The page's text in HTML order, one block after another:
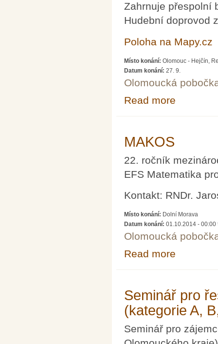
Zahrnuje přespolní
Hudební doprovod
Poloha na Mapy.cz
Místo konání: Olomouc - Hejčín,
Datum konání: 27. 9.
Olomoucká
Read more
MAKOS
22. ročník
EFS Matematika
Kontakt: RNDr.
Místo konání: Dolní Morava
Datum konání: 01.10.2014 - 00:00
Olomoucká
Read more
Seminář pro
(kategorie A,
Seminář pro